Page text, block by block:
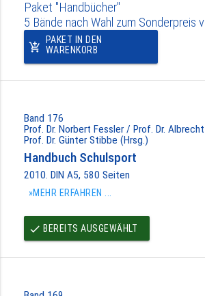
Paket "Handbücher"
5 Bände nach Wahl zum Sonderpreis
add_shopping_cart
PAKET IN DEN
WARENKORB
Band 176
Prof. Dr. Norbert Fessler / Prof. Dr.
Prof. Dr. Günter Stibbe (Hrsg.)
Handbuch Schulsport
2010. DIN A5, 580 Seiten
»MEHR ERFAHREN ...
done BEREITS AUSGEWÄHLT